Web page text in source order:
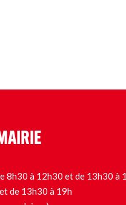
8h30 à 12h30 et de 13h30 à
de 13h30 à 19h